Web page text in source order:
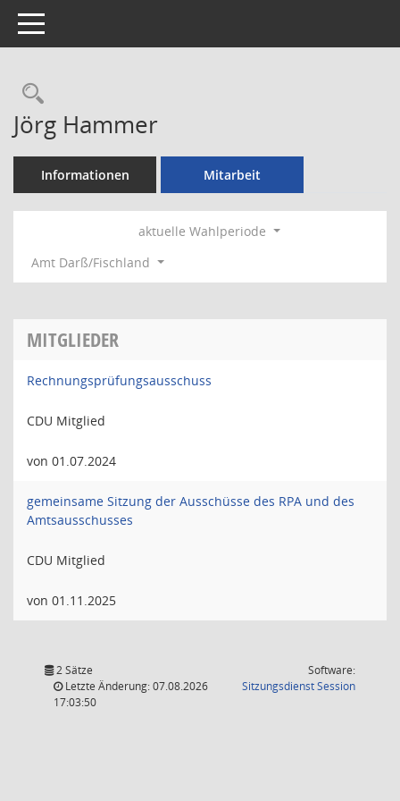
Toggle navigation
Rechercheauswahl
Jörg Hammer
Informationen Mitarbeit
aktuelle Wahlperiode
Amt Darß/Fischland
MITGLIEDER
Rechnungsprüfungsausschuss
CDU Mitglied
von 01.07.2024
gemeinsame Sitzung der Ausschüsse des RPA und des
Amtsausschusses
CDU Mitglied
von 01.11.2025
2 Sätze
Letzte Änderung: 07.08.2026
17:03:50
Software:
SitzungsdienstSession(Wird in